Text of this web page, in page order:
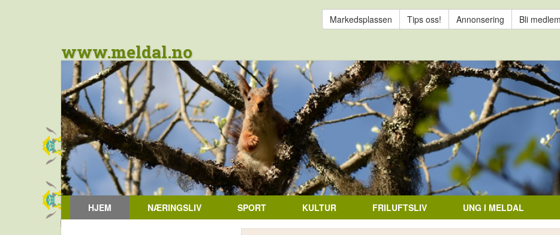
Markedsplassen Tips oss! Annonsering Bli medlem
www.meldal.no
HJEM NÆRINGSLIV SPORT KULTUR FRILUFTSLIV UNG I MELDAL